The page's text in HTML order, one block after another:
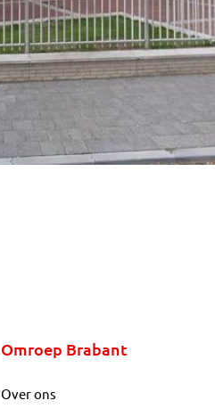
Omroep Brabant
Over ons